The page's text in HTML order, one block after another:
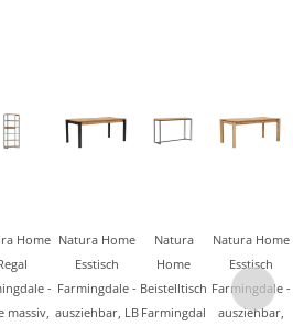
Home
-
massiv,
Natura Home
Esstisch
Farmingdale -
ausziehbar, LB
Natura
Home
Beistelltisch
Farmingdal
Natura Home
Esstisch
Farmingdale -
ausziehbar,